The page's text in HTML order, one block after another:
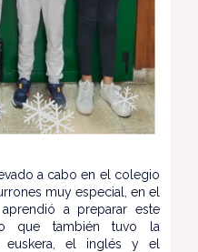
a cabo en el colegio
muy especial, en el
a preparar este
que también tuvo la
euskera, el inglés y el